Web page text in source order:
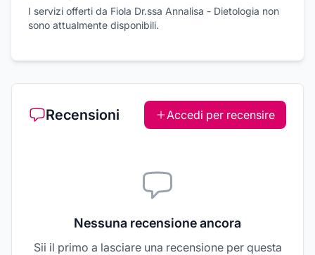
I servizi offerti da Fiola Dr.ssa Annalisa - Dietologia non
sono attualmente disponibili.
Recensioni Accedi per recensire
Nessuna recensione ancora
Sii il primo a lasciare una recensione per questa